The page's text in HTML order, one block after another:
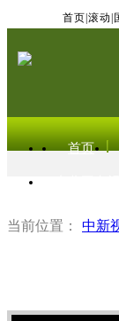
首页 滚动
首页
当前位置： 中新